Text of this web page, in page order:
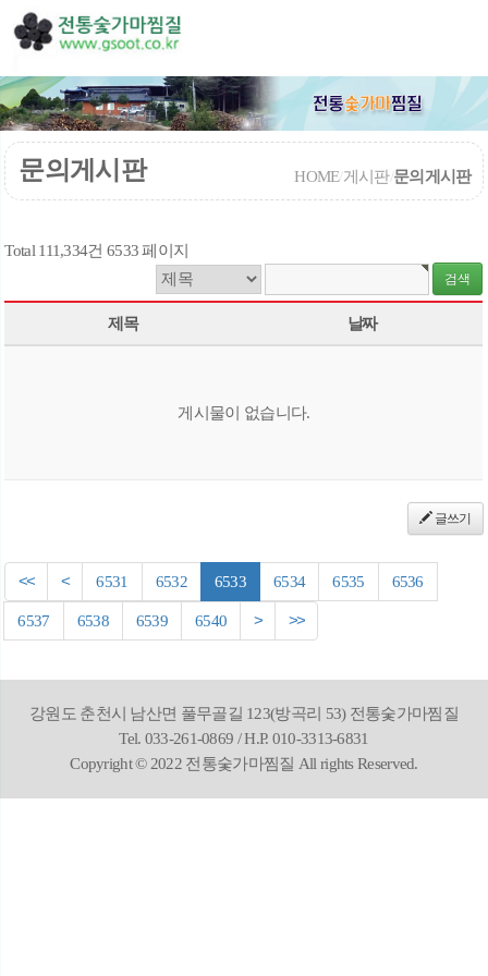
문의게시판 HOME/게시판/문의게시판
Total 111,334건 6533 페이지
제목 날짜
게시물이 없습니다.
글쓰기
<< < 6531 6532 6533 6534 6535 6536
6537 6538 6539 6540 > >>
강원도 춘천시 남산면 풀무골길 123(방곡리 53) 전통숯가마찜질
Tel. 033-261-0869 / H.P. 010-3313-6831
Copyright © 2022 전통숯가마찜질 All rights Reserved.